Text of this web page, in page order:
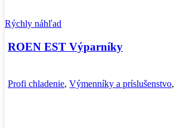
Rýchly náhľad
ROEN EST Výparníky
Profi chladenie, Výmenníky a príslušenstvo,